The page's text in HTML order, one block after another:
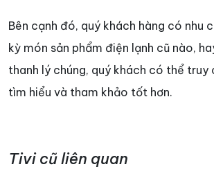
Bên cạnh đó, quý khách hàng có nhu
kỳ món sản phẩm điện lạnh cũ nào,
thanh lý chúng, quý khách có thể truy
tìm hiểu và tham khảo tốt hơn.
Tivi cũ liên quan